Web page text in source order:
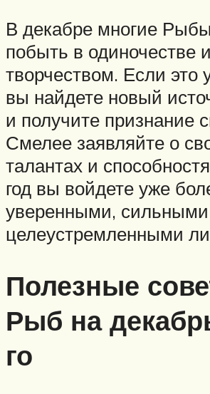
В декабре многие
побыть в одиночестве
творчеством. Если это
вы найдете новый
и получите признание
Смелее заявляйте о
талантах и
год вы войдете уже
уверенными,
целеустремленными
Полезные
Рыб на
го